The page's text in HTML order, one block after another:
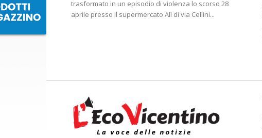
trasformato in un episodio di violenza lo scorso 28
aprile presso il supermercato Alì di via Cellini...